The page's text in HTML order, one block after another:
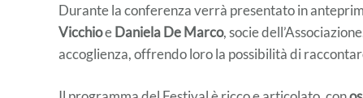
Durante la conferenza verrà presentato in
VicchioeDaniela De Marco, socie
accoglienza, offrendo loro la possibilità di